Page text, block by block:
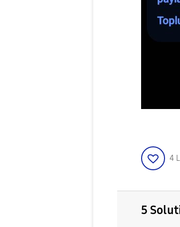
4
5